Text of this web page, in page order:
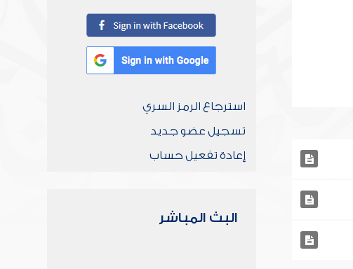
استرجاع الرمز السري
تسجيل عضو جديد
إعادة تفعيل حساب
البث المباشر